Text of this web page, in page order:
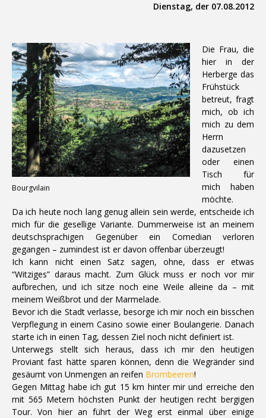
Dienstag, der 07.08.2012
Bourgvilain
Die Frau, die
hier in der
Herberge das
Frühstück
betreut, fragt
mich, ob ich
mich zu dem
Herrn
dazusetzen
oder einen
Tisch für
mich haben
möchte.
Da ich heute noch lang genug allein sein werde, entscheide ich
mich für die gesellige Variante. Dummerweise ist an meinem
deutschsprachigen Gegenüber ein Comedian verloren
gegangen – zumindest ist er davon offenbar überzeugt!
Ich kann nicht einen Satz sagen, ohne, dass er etwas
“Witziges” daraus macht. Zum Glück muss er noch vor mir
aufbrechen, und ich sitze noch eine Weile alleine da – mit
meinem Weißbrot und der Marmelade.
Bevor ich die Stadt verlasse, besorge ich mir noch ein bisschen
Verpflegung in einem Casino sowie einer Boulangerie. Danach
starte ich in einen Tag, dessen Ziel noch nicht definiert ist.
Unterwegs stellt sich heraus, dass ich mir den heutigen
Proviant fast hätte sparen können, denn die Wegränder sind
gesäumt von Unmengen an reifen Brombeeren!
Gegen Mittag habe ich gut 15 km hinter mir und erreiche den
mit 565 Metern höchsten Punkt der heutigen recht bergigen
Tour. Von hier an führt der Weg erst einmal über einige